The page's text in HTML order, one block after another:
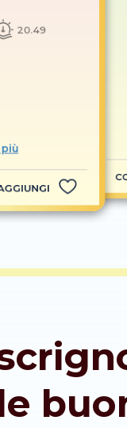
20.49